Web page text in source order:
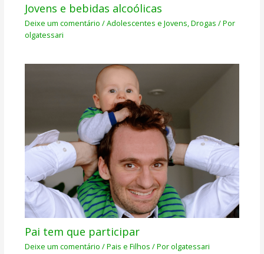
Jovens e bebidas alcoólicas
Deixe um comentário /Adolescentes e Jovens,Drogas / Por
olgatessari
Pai tem que participar
Deixe um comentário /Pais e Filhos / Porolgatessari